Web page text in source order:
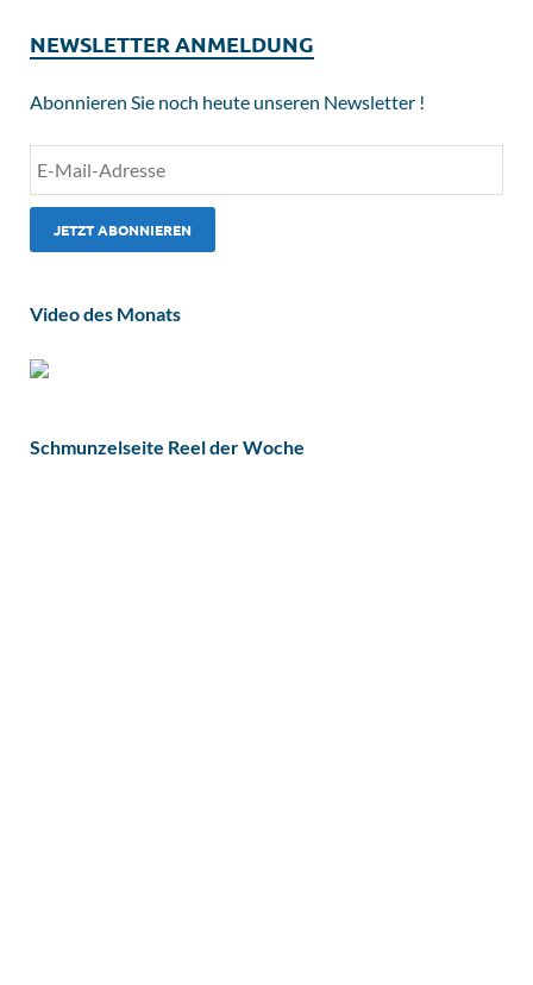
NEWSLETTER ANMELDUNG
Abonnieren Sie noch heute unseren Newsletter !
Video des Monats
Schmunzelseite Reel der Woche